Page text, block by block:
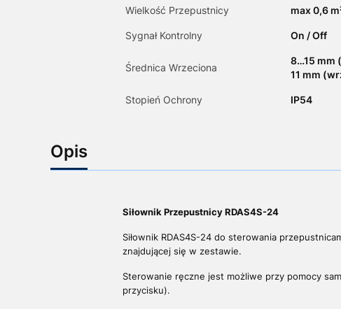
Wielkość Przepustnicy max 0,6
Sygnał Kontrolny On / Off
Średnica Wrzeciona
8…15 mm
11 mm
Stopień Ochrony IP54
Opis
Siłownik Przepustnicy RDAS4S-24
Siłownik RDAS4S-24 do sterowania
znajdującej się w zestawie.
Sterowanie ręczne jest możliwe przy pomocy
przycisku).